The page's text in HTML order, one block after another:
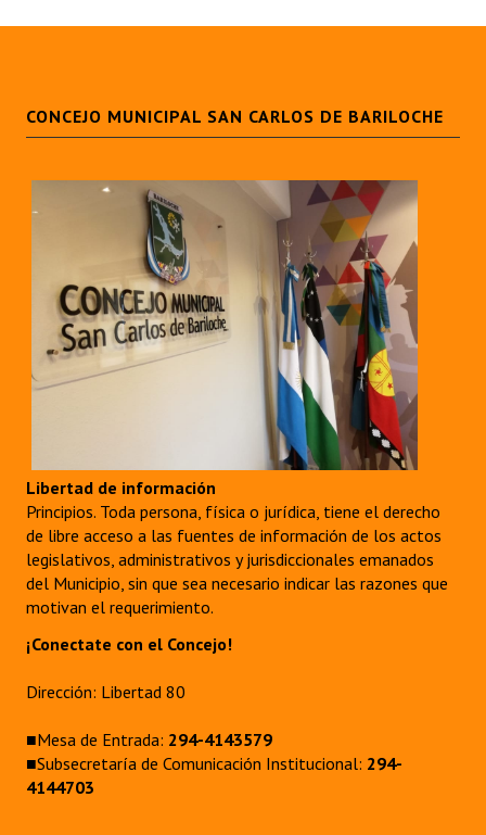
CONCEJO MUNICIPAL SAN CARLOS DE BARILOCHE
Libertad de información
Principios. Toda persona, física o jurídica, tiene el derecho
de libre acceso a las fuentes de información de los actos
legislativos, administrativos y jurisdiccionales emanados
del Municipio, sin que sea necesario indicar las razones que
motivan el requerimiento.
¡Conectate con el Concejo!
Dirección: Libertad 80
■Mesa de Entrada: 294-4143579
■Subsecretaría de Comunicación Institucional: 294-
4144703